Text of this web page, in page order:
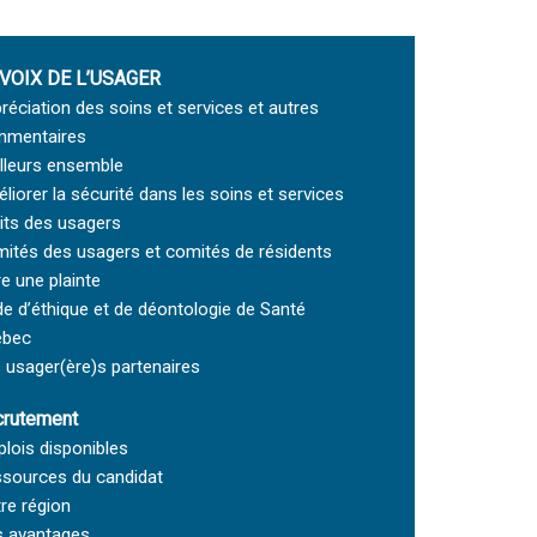
DE L’USAGER
des soins et services et autres
ensemble
la sécurité dans les soins et services
des usagers
des usagers et comités de résidents
une plainte
d’éthique et de déontologie de Santé
usager(ère)s partenaires
disponibles
du candidat
région